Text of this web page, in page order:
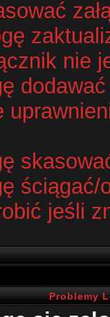
nie
dodawać
ściągać/
jeśli
Problemy